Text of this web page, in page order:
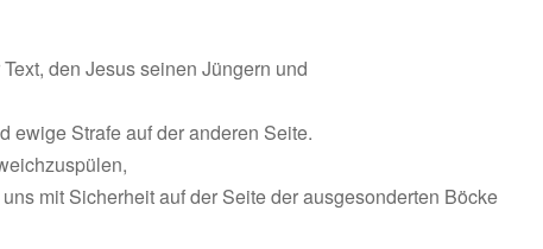
den Jesus seinen Jüngern und
ewige Strafe auf der anderen Seite.
mit Sicherheit auf der Seite der ausgesonderten Böcke